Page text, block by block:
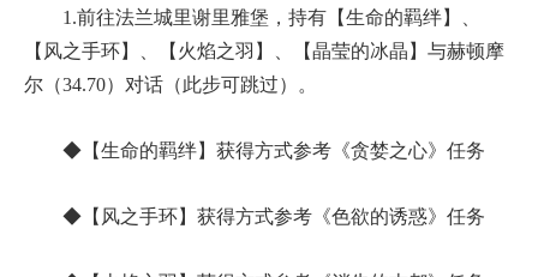
1.前往法兰城里谢里雅堡，持有【生命的羁绊】、
【风之手环】、【火焰之羽】、【晶莹的冰晶】与赫顿摩
尔（34.70）对话（此步可跳过）。
◆【生命的羁绊】获得方式参考《贪婪之心》任务
◆【风之手环】获得方式参考《色欲的诱惑》任务